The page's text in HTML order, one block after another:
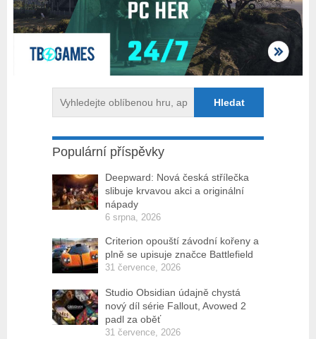
Populární příspěvky
Deepward: Nová česká střílečka
slibuje krvavou akci a originální
nápady
6 srpna, 2026
Criterion opouští závodní kořeny a
plně se upisuje značce Battlefield
31 července, 2026
Studio Obsidian údajně chystá
nový díl série Fallout, Avowed 2
padl za oběť
31 července, 2026